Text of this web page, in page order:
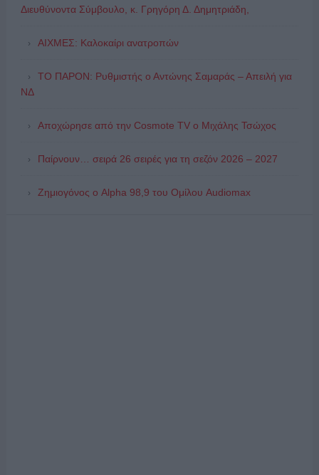
Διευθύνοντα Σύμβουλο, κ. Γρηγόρη Δ. Δημητριάδη,
ΑΙΧΜΕΣ: Καλοκαίρι ανατροπών
ΤΟ ΠΑΡΟΝ: Ρυθμιστής ο Αντώνης Σαμαράς – Απειλή για
ΝΔ
Αποχώρησε από την Cosmote TV o Μιχάλης Τσώχος
Παίρνουν… σειρά 26 σειρές για τη σεζόν 2026 – 2027
Ζημιογόνος ο Alpha 98,9 του Ομίλου Audiomax